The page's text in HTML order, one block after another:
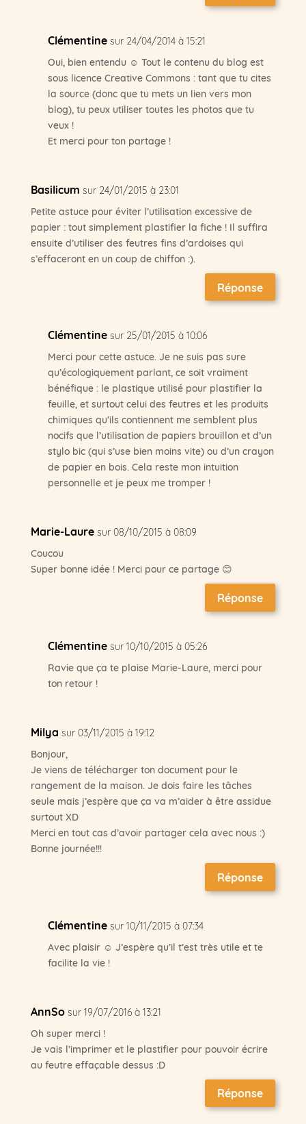
Clémentine sur 24/04/2014 à 15:21
Oui, bien entendu ☺ Tout le contenu du blog est
sous licence Creative Commons : tant que tu cites
la source (donc que tu mets un lien vers mon
blog), tu peux utiliser toutes les photos que tu
veux !
Et merci pour ton partage !
Basilicum sur 24/01/2015 à 23:01
Petite astuce pour éviter l’utilisation excessive de
papier : tout simplement plastifier la fiche ! Il suffira
ensuite d’utiliser des feutres fins d’ardoises qui
s’effaceront en un coup de chiffon :).
Réponse
Clémentine sur 25/01/2015 à 10:06
Merci pour cette astuce. Je ne suis pas sure
qu’écologiquement parlant, ce soit vraiment
bénéfique : le plastique utilisé pour plastifier la
feuille, et surtout celui des feutres et les produits
chimiques qu’ils contiennent me semblent plus
nocifs que l’utilisation de papiers brouillon et d’un
stylo bic (qui s’use bien moins vite) ou d’un crayon
de papier en bois. Cela reste mon intuition
personnelle et je peux me tromper !
Marie-Laure sur 08/10/2015 à 08:09
Coucou
Super bonne idée ! Merci pour ce partage 😊
Réponse
Clémentine sur 10/10/2015 à 05:26
Ravie que ça te plaise Marie-Laure, merci pour
ton retour !
Milya sur 03/11/2015 à 19:12
Bonjour,
Je viens de télécharger ton document pour le
rangement de la maison. Je dois faire les tâches
seule mais j’espère que ça va m’aider à être assidue
surtout XD
Merci en tout cas d’avoir partager cela avec nous :)
Bonne journée!!!
Réponse
Clémentine sur 10/11/2015 à 07:34
Avec plaisir ☺ J’espère qu’il t’est très utile et te
facilite la vie !
AnnSo sur 19/07/2016 à 13:21
Oh super merci !
Je vais l’imprimer et le plastifier pour pouvoir écrire
au feutre effaçable dessus :D
Réponse